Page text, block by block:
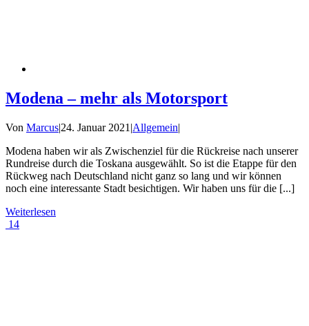
Modena – mehr als Motorsport
Von Marcus|24. Januar 2021 |Allgemein|
Modena haben wir als Zwischenziel für die Rückreise nach unserer
Rundreise durch die Toskana ausgewählt. So ist die Etappe für den
Rückweg nach Deutschland nicht ganz so lang und wir können
noch eine interessante Stadt besichtigen. Wir haben uns für die [...]
Weiterlesen
14